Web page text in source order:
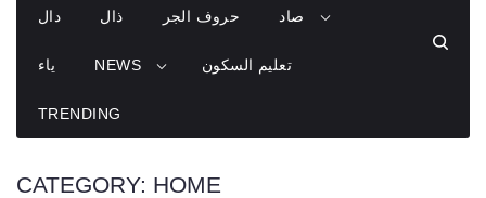
دال ذال حروف الجر صاد
ياء NEWS تعليم السكون
TRENDING
CATEGORY: HOME